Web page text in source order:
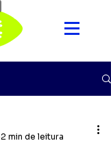
2 min de leitura